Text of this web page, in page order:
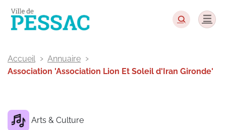
Accueil
Annuaire
Association 'Association Lion Et Soleil d'Iran Gironde'
Arts & Culture
Panneau de gestion des cookies